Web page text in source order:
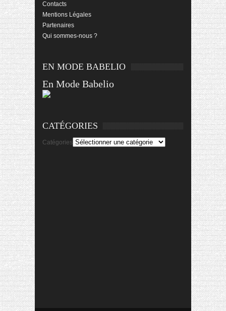
Contacts
Mentions Légales
Partenaires
Qui sommes-nous ?
EN MODE BABELIO
En Mode Babelio
CATÉGORIES
Catégories